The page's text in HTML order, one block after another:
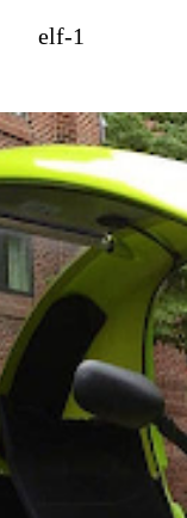
elf-1